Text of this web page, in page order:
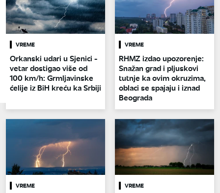
VREME
Orkanski udari u Sjenici -
vetar dostigao više od
100 km/h: Grmljavinske
ćelije iz BiH kreću ka Srbiji
VREME
RHMZ izdao upozorenje:
Snažan grad i pljuskovi
tutnje ka ovim okruzima,
oblaci se spajaju i iznad
Beograda
VREME VREME